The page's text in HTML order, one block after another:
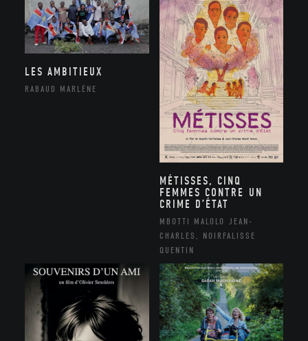
LES AMBITIEUX
RABAUD MARLÈNE
MÉTISSES, CINQ
FEMMES CONTRE UN
CRIME D’ÉTAT
MBOTTI MALOLO JEAN-
CHARLES, NOIRFALISSE
QUENTIN